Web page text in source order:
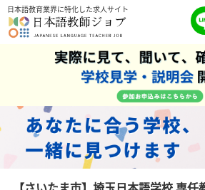
日本語教育業界に特化した求人サイト